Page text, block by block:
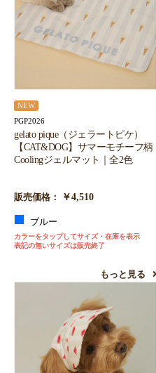
NEW
PGP2026
gelato pique（ジェラートピケ）
【CAT&DOG】サマーモチーフ柄
Coolingジェルマット｜全2色
販売価格： ￥4,510
ブルー
カラーをタップしてサイズ・在庫を表示
表記の無いサイズは販売終了
もっと見る